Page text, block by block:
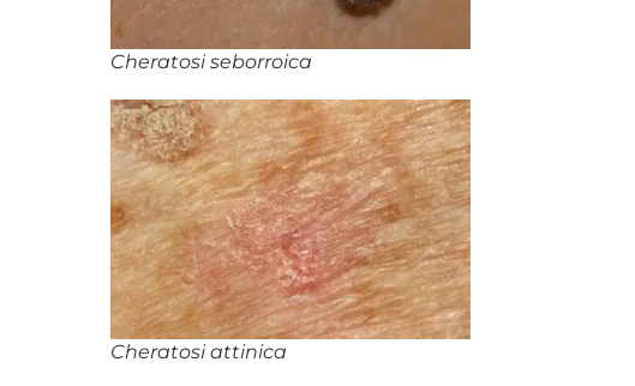
Cheratosi seborroica
Cheratosi attinica